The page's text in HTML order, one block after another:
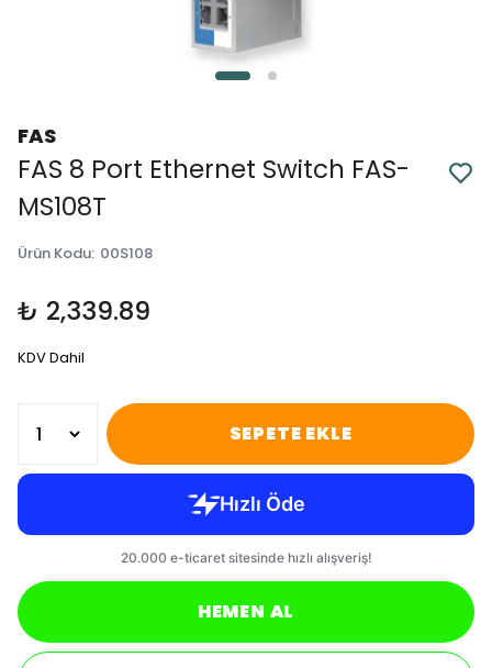
FAS
FAS 8 Port Ethernet Switch FAS-
MS108T
Ürün Kodu: 00S108
₺ 2,339.89
KDV Dahil
SEPETE EKLE
HEMEN AL